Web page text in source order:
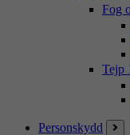
Fog
Tejp
Personskydd